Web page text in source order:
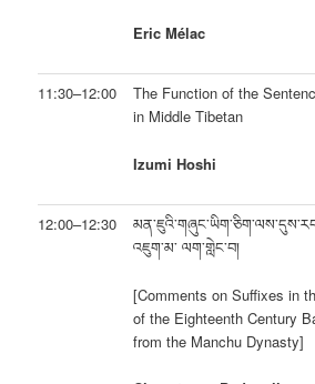
Eric Mélac
11:30–12:00 The Function of the
in Middle Tibetan
Izumi Hoshi
12:00–12:30
འཇུག་མ་ ལག་གླེང་བ།
[Comments on Suffixes in
of the Eighteenth Century
from the Manchu Dynasty]